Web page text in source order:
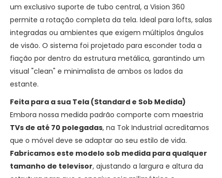
um exclusivo suporte de tubo central, a Vision 360
permite a rotação completa da tela. Ideal para lofts, salas
integradas ou ambientes que exigem múltiplos ângulos
de visão. O sistema foi projetado para esconder toda a
fiação por dentro da estrutura metálica, garantindo um
visual "clean" e minimalista de ambos os lados da
estante.
Feita para a sua Tela (Standard e Sob Medida)
Embora nossa medida padrão comporte com maestria
TVs de até 70 polegadas, na Tok Industrial acreditamos
que o móvel deve se adaptar ao seu estilo de vida.
Fabricamos este modelo sob medida para qualquer
tamanho de televisor, ajustando a largura e altura da